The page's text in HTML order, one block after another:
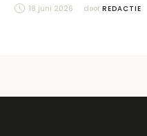
18 juni 2026 door REDACTIE